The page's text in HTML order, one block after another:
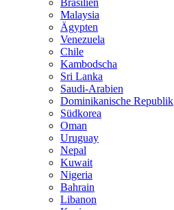
Brasilien
Malaysia
Ägypten
Venezuela
Chile
Kambodscha
Sri Lanka
Saudi-Arabien
Dominikanische Republik
Südkorea
Oman
Uruguay
Nepal
Kuwait
Nigeria
Bahrain
Libanon